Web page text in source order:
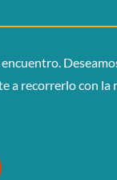
encuentro.
a recorrerlo con la